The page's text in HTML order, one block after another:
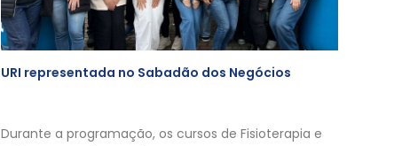
URI representada no Sabadão dos Negócios
Durante a programação, os cursos de Fisioterapia e